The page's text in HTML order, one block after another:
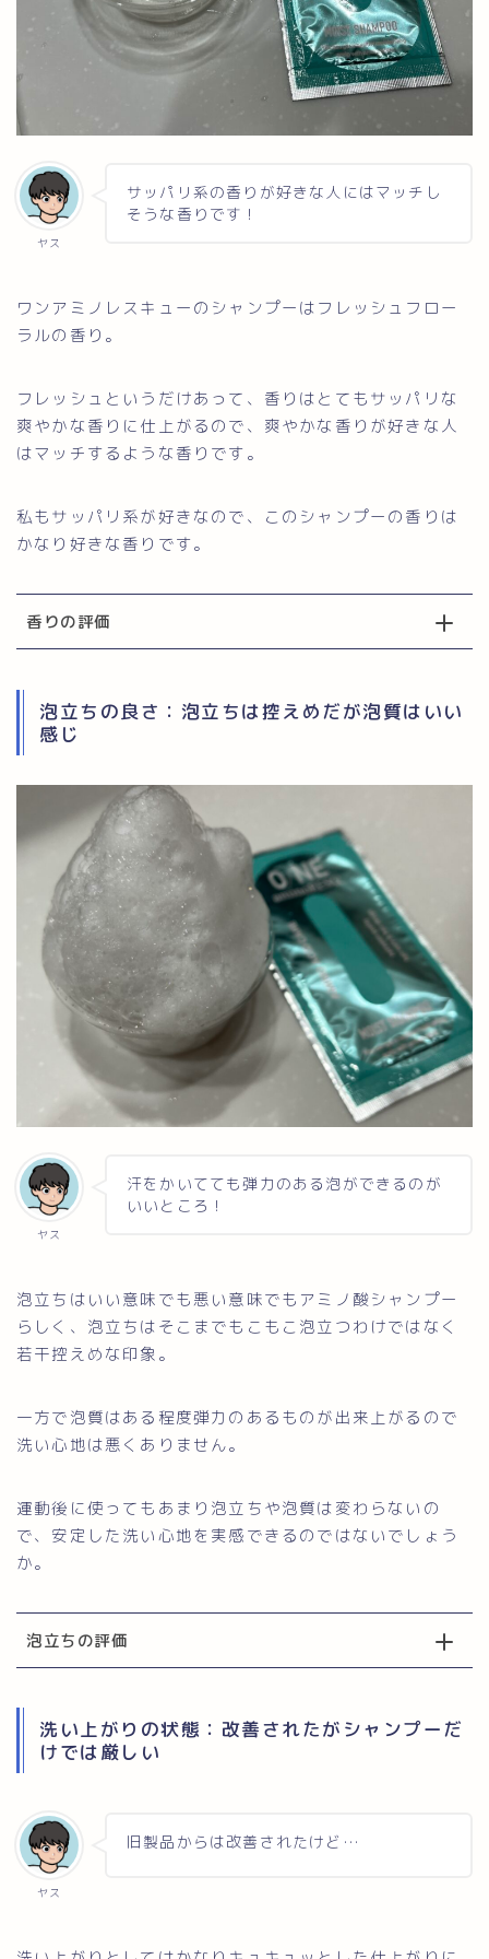
ヤス
サッパリ系の香りが好きな人にはマッチし
そうな香りです！
ワンアミノレスキューのシャンプーはフレッシュフロー
ラルの香り。
フレッシュというだけあって、香りはとてもサッパリな
爽やかな香りに仕上がるので、爽やかな香りが好きな人
はマッチするような香りです。
私もサッパリ系が好きなので、このシャンプーの香りは
かなり好きな香りです。
香りの評価
泡立ちの良さ：泡立ちは控えめだが泡質はいい
感じ
ヤス
汗をかいてても弾力のある泡ができるのが
いいところ！
泡立ちはいい意味でも悪い意味でもアミノ酸シャンプー
らしく、泡立ちはそこまでもこもこ泡立つわけではなく
若干控えめな印象。
一方で泡質はある程度弾力のあるものが出来上がるので
洗い心地は悪くありません。
運動後に使ってもあまり泡立ちや泡質は変わらないの
で、安定した洗い心地を実感できるのではないでしょう
か。
泡立ちの評価
洗い上がりの状態：改善されたがシャンプーだ
けでは厳しい
ヤス
旧製品からは改善されたけど…